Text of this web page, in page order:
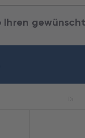
Ihren